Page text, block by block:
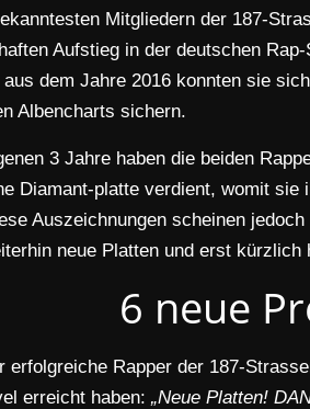
Mitgliedern der 187-
Aufstieg in der deutschen
aus dem Jahre 2016 konnten sie
Albencharts sichern.
3 Jahre haben die beiden
Diamant-platte verdient, womit
Auszeichnungen scheinen
neue Platten und erst
6 neue
erfolgreiche Rapper der 187-
erreicht haben: „Neue Platten!